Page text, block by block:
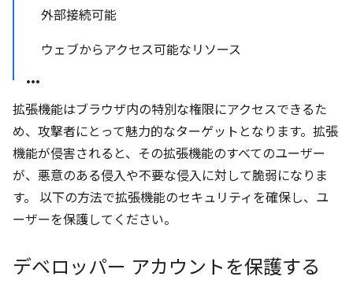
外部接続可能
ウェブからアクセス可能なリソース
拡張機能はブラウザ内の特別な権限にアクセスできるた
め、攻撃者にとって魅力的なターゲットとなります。拡張
機能が侵害されると、その拡張機能のすべてのユーザー
が、悪意のある侵入や不要な侵入に対して脆弱になりま
す。 以下の方法で拡張機能のセキュリティを確保し、ユ
ーザーを保護してください。
デベロッパー アカウントを保護する